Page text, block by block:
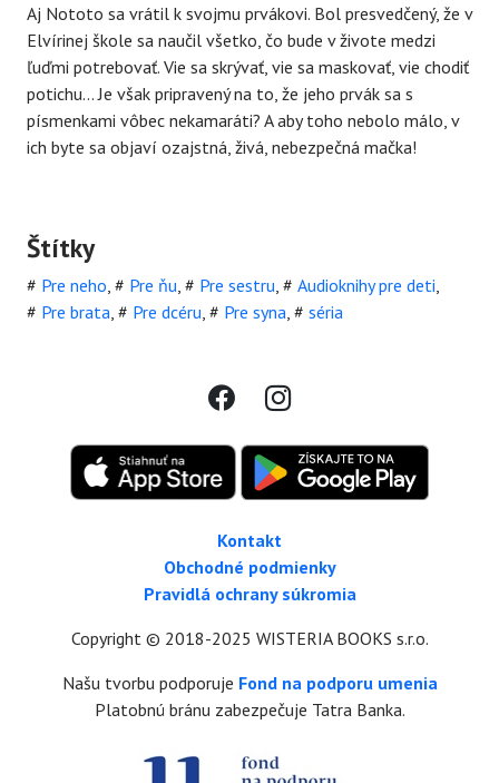
Aj Nototo sa vrátil k svojmu prvákovi. Bol presvedčený, že v
Elvírinej škole sa naučil všetko, čo bude v živote medzi
ľuďmi potrebovať. Vie sa skrývať, vie sa maskovať, vie chodiť
potichu... Je však pripravený na to, že jeho prvák sa s
písmenkami vôbec nekamaráti? A aby toho nebolo málo, v
ich byte sa objaví ozajstná, živá, nebezpečná mačka!
Štítky
# Pre neho, # Pre ňu, # Pre sestru, # Audioknihy pre deti,
# Pre brata, # Pre dcéru, # Pre syna, # séria
Kontakt
Obchodné podmienky
Pravidlá ochrany súkromia
Copyright © 2018-2025 WISTERIA BOOKS s.r.o.
Našu tvorbu podporuje Fond na podporu umenia
Platobnú bránu zabezpečuje Tatra Banka.